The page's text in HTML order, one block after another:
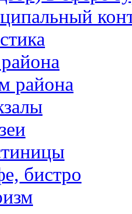
района
бистро